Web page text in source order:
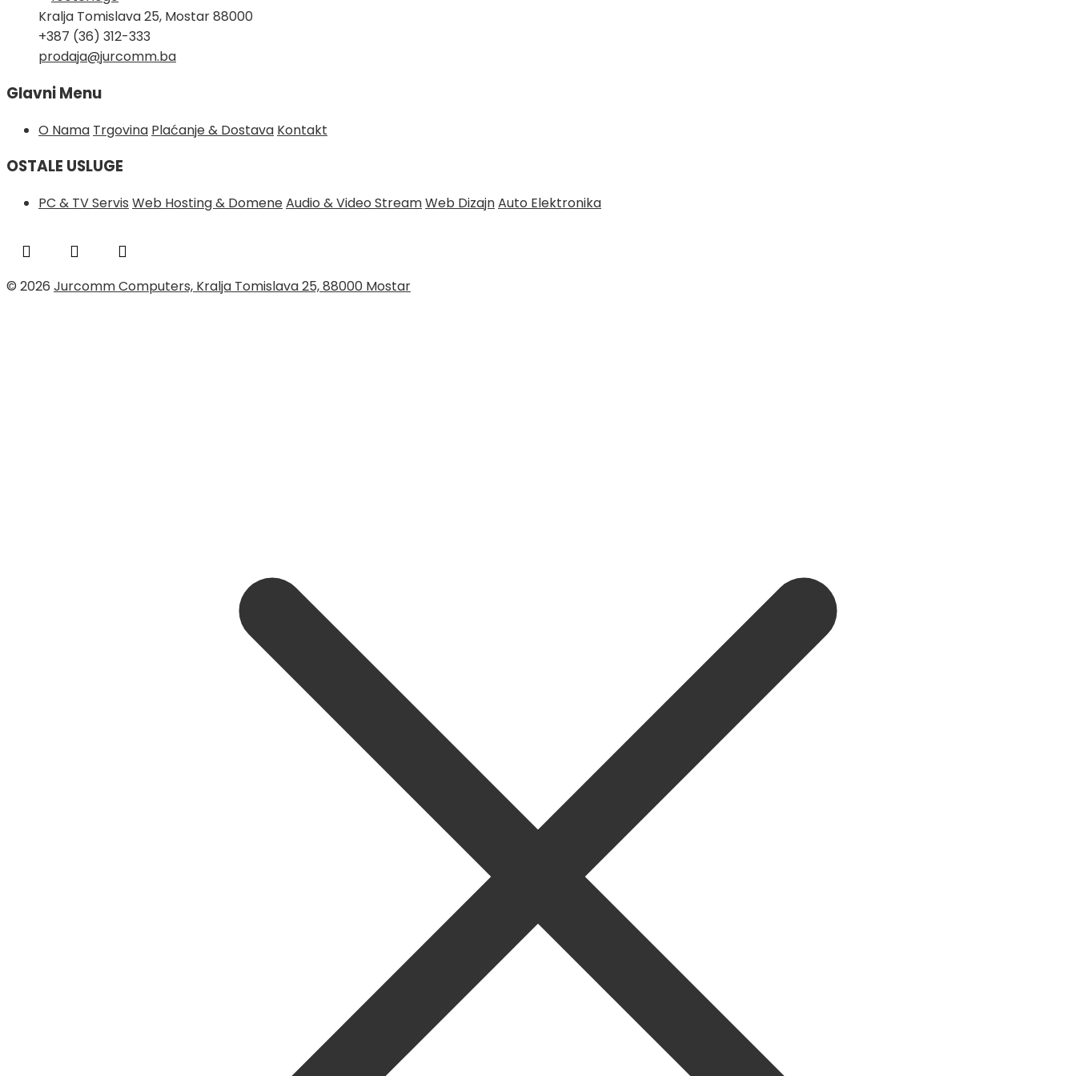
Kralja Tomislava 25, Mostar 88000
+387 (36) 312-333
prodaja@jurcomm.ba
Glavni Menu
O Nama Trgovina Plaćanje & Dostava Kontakt
OSTALE USLUGE
PC & TV Servis Web Hosting & DomeneAudio & Video StreamWeb DizajnAuto Elektronika
© 2026 Jurcomm Computers, Kralja Tomislava 25, 88000 Mostar